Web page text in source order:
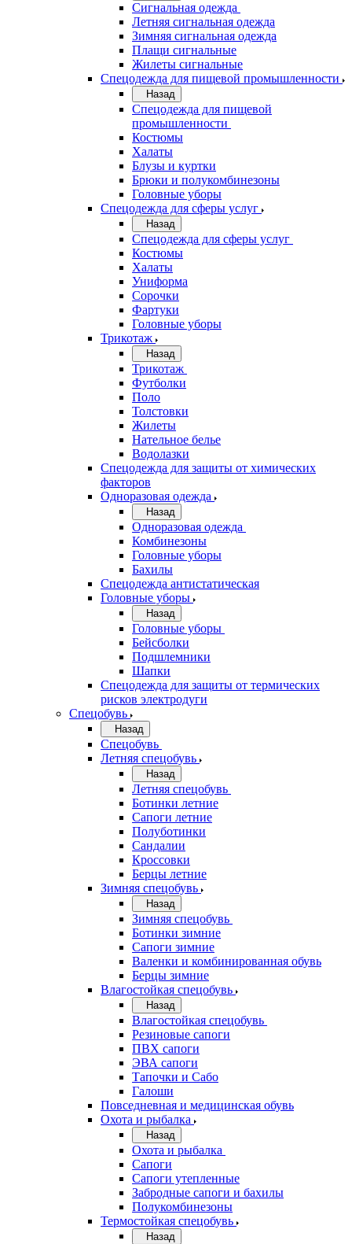
Сигнальная одежда
Летняя сигнальная одежда
Зимняя сигнальная одежда
Плащи сигнальные
Жилеты сигнальные
Спецодежда для пищевой промышленности
Назад
Спецодежда для пищевой
промышленности
Костюмы
Халаты
Блузы и куртки
Брюки и полукомбинезоны
Головные уборы
Спецодежда для сферы услуг
Назад
Спецодежда для сферы услуг
Костюмы
Халаты
Униформа
Сорочки
Фартуки
Головные уборы
Трикотаж
Назад
Трикотаж
Футболки
Поло
Толстовки
Жилеты
Нательное белье
Водолазки
Спецодежда для защиты от химических
факторов
Одноразовая одежда
Назад
Одноразовая одежда
Комбинезоны
Головные уборы
Бахилы
Спецодежда антистатическая
Головные уборы
Назад
Головные уборы
Бейсболки
Подшлемники
Шапки
Спецодежда для защиты от термических
рисков электродуги
Спецобувь
Назад
Спецобувь
Летняя спецобувь
Назад
Летняя спецобувь
Ботинки летние
Сапоги летние
Полуботинки
Сандалии
Кроссовки
Берцы летние
Зимняя спецобувь
Назад
Зимняя спецобувь
Ботинки зимние
Сапоги зимние
Валенки и комбинированная обувь
Берцы зимние
Влагостойкая спецобувь
Назад
Влагостойкая спецобувь
Резиновые сапоги
ПВХ сапоги
ЭВА сапоги
Тапочки и Сабо
Галоши
Повседневная и медицинская обувь
Охота и рыбалка
Назад
Охота и рыбалка
Сапоги
Сапоги утепленные
Забродные сапоги и бахилы
Полукомбинезоны
Термостойкая спецобувь
Назад